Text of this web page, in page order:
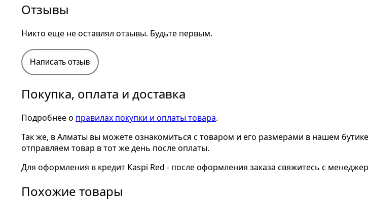
Отзывы
Никто еще не оставлял отзывы. Будьте первым.
Написать отзыв
Покупка, оплата и доставка
Подробнее о правилах покупки и оплаты товара.
Так же, в Алматы вы можете ознакомиться с товаром и его размерами в нашем
отправляем товар в тот же день после оплаты.
Для оформления в кредит Kaspi Red - после оформления заказа свяжитесь с
Похожие товары